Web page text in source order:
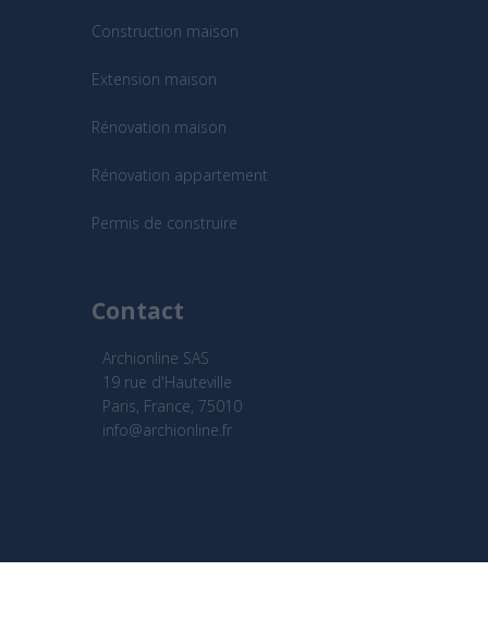
Construction maison
Extension maison
Rénovation maison
Rénovation appartement
Permis de construire
Contact
Archionline SAS
19 rue d'Hauteville
Paris, France, 75010
info@archionline.fr